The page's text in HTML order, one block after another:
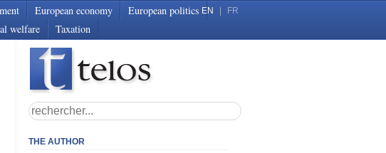
European economy
European politics
welfare Taxation
EN FR
THE AUTHOR